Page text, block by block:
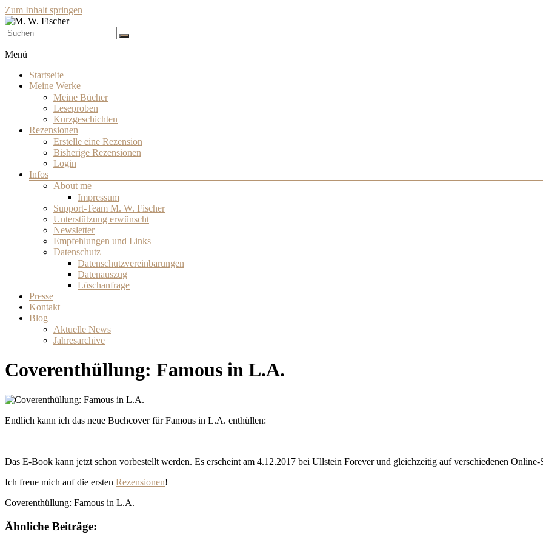
Zum Inhalt springen
Schriftsteller
Menü
Startseite
Meine Werke
Meine Bücher
Leseproben
Kurzgeschichten
Rezensionen
Erstelle eine Rezension
Bisherige Rezensionen
Login
Infos
About me
Impressum
Support-Team M. W. Fischer
Unterstützung erwünscht
Newsletter
Empfehlungen und Links
Datenschutz
Datenschutzvereinbarungen
Datenauszug
Löschanfrage
Presse
Kontakt
Blog
Aktuelle News
Jahresarchive
Coverenthüllung: Famous in L.A.
Endlich kann ich das neue Buchcover für Famous in L.A. enthüllen:
Das E-Book kann jetzt schon vorbestellt werden. Es erscheint am 4.12.2017 bei Ullstein Forever und gleichzeitig auf verschiedenen Online-
Ich freue mich auf die ersten Rezensionen!
Coverenthüllung: Famous in L.A.
Ähnliche Beiträge: